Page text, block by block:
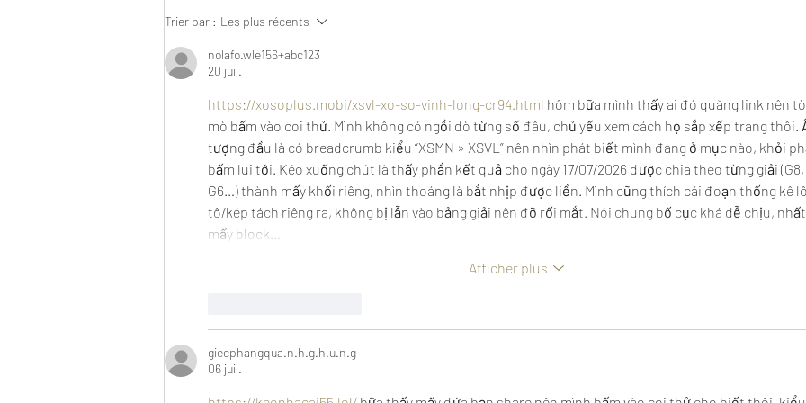
Trier par : Les plus récents
nolafo.wle156+abc123
20 juil.
https://xosoplus.mobi/xsvl-xo-so-vinh-long-cr94.html hôm bữa mình thấy ai đó quăng link nên tò
mò bấm vào coi thử. Mình không có ngồi dò từng số đâu, chủ yếu xem cách họ sắp xếp trang thôi.
tượng đầu là có breadcrumb kiểu “XSMN » XSVL” nên nhìn phát biết mình đang ở mục nào, khỏi
bấm lui tới. Kéo xuống chút là thấy phần kết quả cho ngày 17/07/2026 được chia theo từng giải (G8,
G6…) thành mấy khối riêng, nhìn thoáng là bắt nhịp được liền. Mình cũng thích cái đoạn thống kê lô
tô/kép tách riêng ra, không bị lẫn vào bảng giải nên đỡ rối mắt. Nói chung bố cục khá dễ chịu,
mấy block…
Afficher plus
giecphangqua.n.h.g.h.u.n.g
06 juil.